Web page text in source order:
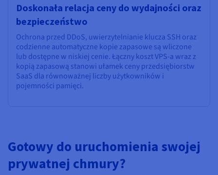
Doskonała relacja ceny do wydajności oraz
bezpieczeństwo
Ochrona przed DDoS, uwierzytelnianie klucza SSH oraz
codzienne automatyczne kopie zapasowe są wliczone
lub dostępne w niskiej cenie. Łączny koszt VPS-a wraz z
kopią zapasową stanowi ułamek ceny przedsiębiorstw
SaaS dla równoważnej liczby użytkowników i
pojemności pamięci.
Gotowy do uruchomienia swojej
prywatnej chmury?